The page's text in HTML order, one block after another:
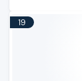
19